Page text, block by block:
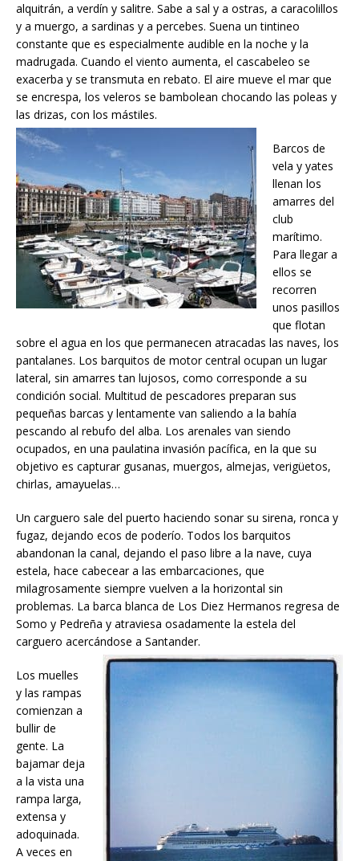
alquitrán, a verdín y salitre. Sabe a sal y a ostras, a caracolillos
y a muergo, a sardinas y a percebes. Suena un tintineo
constante que es especialmente audible en la noche y la
madrugada. Cuando el viento aumenta, el cascabeleo se
exacerba y se transmuta en rebato. El aire mueve el mar que
se encrespa, los veleros se bambolean chocando las poleas y
las drizas, con los mástiles.
Barcos de
vela y yates
llenan los
amarres del
club
marítimo.
Para llegar a
ellos se
recorren
unos pasillos
que flotan
sobre el agua en los que permanecen atracadas las naves, los
pantalanes. Los barquitos de motor central ocupan un lugar
lateral, sin amarres tan lujosos, como corresponde a su
condición social. Multitud de pescadores preparan sus
pequeñas barcas y lentamente van saliendo a la bahía
pescando al rebufo del alba. Los arenales van siendo
ocupados, en una paulatina invasión pacífica, en la que su
objetivo es capturar gusanas, muergos, almejas, verigüetos,
chirlas, amayuelas…
Un carguero sale del puerto haciendo sonar su sirena, ronca y
fugaz, dejando ecos de poderío. Todos los barquitos
abandonan la canal, dejando el paso libre a la nave, cuya
estela, hace cabecear a las embarcaciones, que
milagrosamente siempre vuelven a la horizontal sin
problemas. La barca blanca de Los Diez Hermanos regresa de
Somo y Pedreña y atraviesa osadamente la estela del
carguero acercándose a Santander.
Los muelles
y las rampas
comienzan a
bullir de
gente. La
bajamar deja
a la vista una
rampa larga,
extensa y
adoquinada.
A veces en